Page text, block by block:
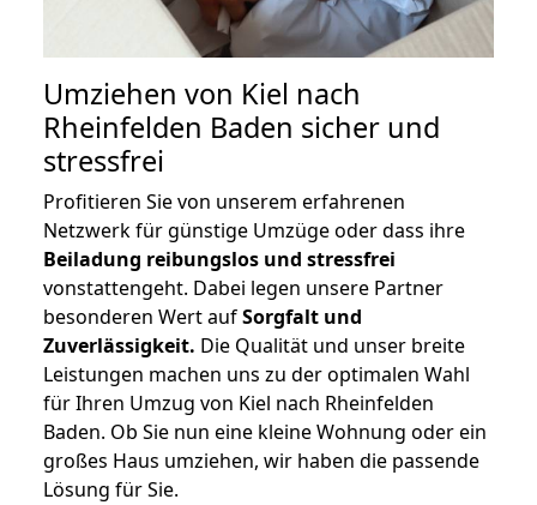
Umziehen von Kiel nach
Rheinfelden Baden sicher und
stressfrei
Profitieren Sie von unserem erfahrenen
Netzwerk für günstige Umzüge oder dass ihre
Beiladung reibungslos und stressfrei
vonstattengeht. Dabei legen unsere Partner
besonderen Wert aufSorgfalt und
Zuverlässigkeit. Die Qualität und unser breite
Leistungen machen uns zu der optimalen Wahl
für Ihren Umzug von Kiel nach Rheinfelden
Baden. Ob Sie nun eine kleine Wohnung oder ein
großes Haus umziehen, wir haben die passende
Lösung für Sie.